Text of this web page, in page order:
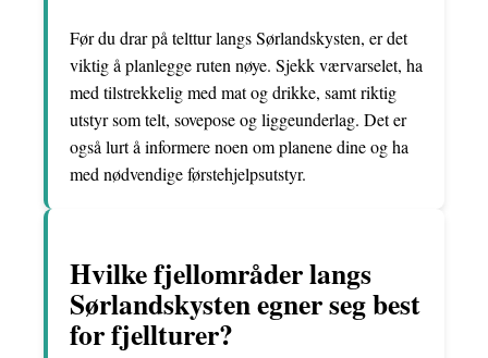
Før du drar på telttur langs Sørlandskysten, er det
viktig å planlegge ruten nøye. Sjekk værvarselet, ha
med tilstrekkelig med mat og drikke, samt riktig
utstyr som telt, sovepose og liggeunderlag. Det er
også lurt å informere noen om planene dine og ha
med nødvendige førstehjelpsutstyr.
Hvilke fjellområder langs
Sørlandskysten egner seg best
for fjellturer?